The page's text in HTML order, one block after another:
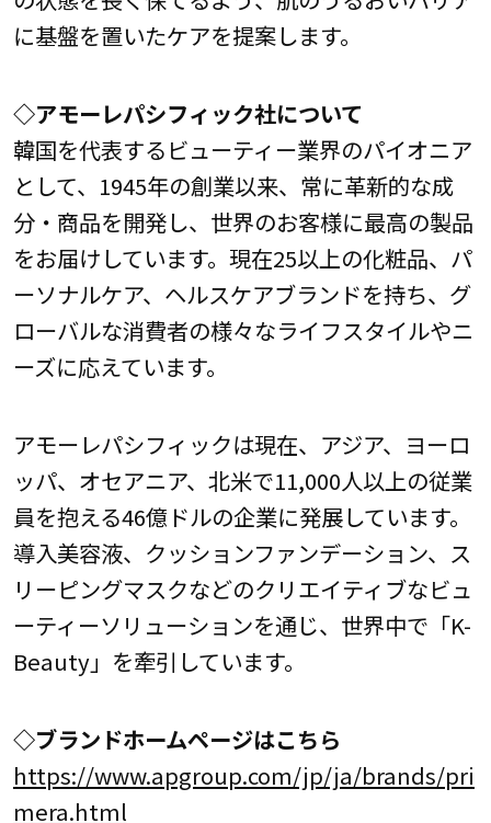
に基盤を置いたケアを提案します。
◇アモーレパシフィック社について
韓国を代表するビューティー業界のパイオニア
として、1945年の創業以来、常に革新的な成
分・商品を開発し、世界のお客様に最高の製品
をお届けしています。現在25以上の化粧品、パ
ーソナルケア、ヘルスケアブランドを持ち、グ
ローバルな消費者の様々なライフスタイルやニ
ーズに応えています。
アモーレパシフィックは現在、アジア、ヨーロ
ッパ、オセアニア、北米で11,000人以上の従業
員を抱える46億ドルの企業に発展しています。
導入美容液、クッションファンデーション、ス
リーピングマスクなどのクリエイティブなビュ
ーティーソリューションを通じ、世界中で「K-
Beauty」を牽引しています。
◇ブランドホームページはこちら
https://www.apgroup.com/jp/ja/brands/pri
mera.html